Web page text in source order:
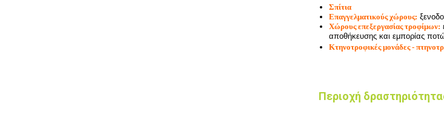
Σπίτια
Επαγγελματικούς χώρους:
Χώρους επεξεργασίας τροφίμων:
αποθήκευσης και εμπορίας
Κτηνοτροφικές μονάδες -
Περιοχή